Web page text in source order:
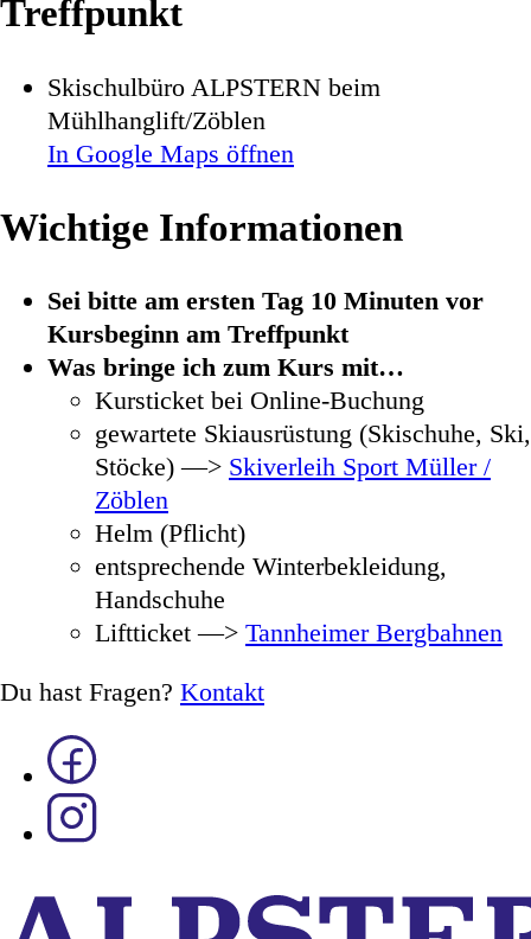
Treffpunkt
Skischulbüro ALPSTERN beim
Mühlhanglift/Zöblen
In Google Maps öffnen
Wichtige Informationen
Sei bitte am ersten Tag 10 Minuten vor
Kursbeginn am Treffpunkt
Was bringe ich zum Kurs mit…
Kursticket bei Online-Buchung
gewartete Skiausrüstung (Skischuhe, Ski,
Stöcke) —> Skiverleih Sport Müller /
Zöblen
Helm (Pflicht)
entsprechende Winterbekleidung,
Handschuhe
Liftticket —> Tannheimer Bergbahnen
Du hast Fragen? Kontakt